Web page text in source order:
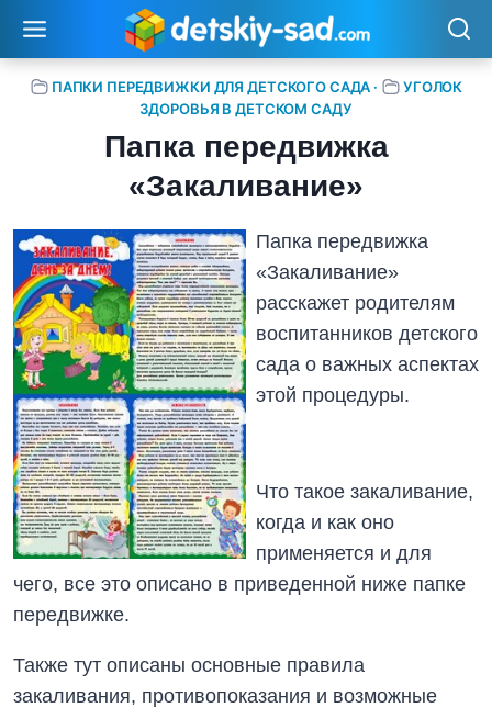
содержимому
ПАПКИ ПЕРЕДВИЖКИ ДЛЯ ДЕТСКОГО САДА ·
УГОЛОК
ЗДОРОВЬЯ В ДЕТСКОМ САДУ
Папка передвижка
«Закаливание»
Папка передвижка
«Закаливание»
расскажет родителям
воспитанников детского
сада о важных аспектах
этой процедуры.
Что такое закаливание,
когда и как оно
применяется и для
чего, все это описано в приведенной ниже папке
передвижке.
Также тут описаны основные правила
закаливания, противопоказания и возможные